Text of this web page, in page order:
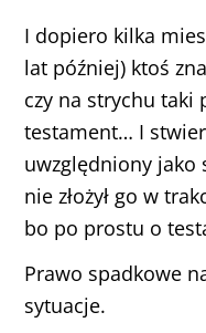
I dopiero kilka
lat później) ktoś
czy na strychu taki
testament… I
uwzględniony jako
nie złożył go w
bo po prostu o
Prawo spadkowe
sytuacje.